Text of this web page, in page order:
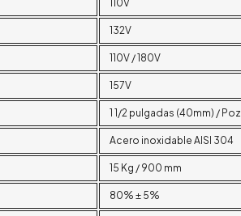
110V
132V
110V / 180V
157V
1 1/2 pulgadas (40mm) /
Acero inoxidable AISI 304
15 Kg / 900 mm
80% ± 5%